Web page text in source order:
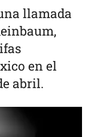
llamada
en el
abril.